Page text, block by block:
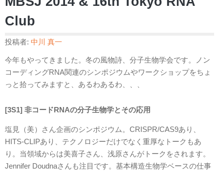
Club
投稿者: 中川 真一
今年もやってきました。冬の風物詩、分子生物学会です。ノン
コーディングRNA関連のシンポジウムやワークショップをちょ
っと拾ってみますと、あるわあるわ、、、
[3S1] 非コードRNAの分子生物学とその応用
塩見（美）さん企画のシンポジウム。CRISPR/CAS9あり、
HITS-CLIPあり、テクノロジーだけでなく重厚なトークもあ
り。当領域からは美喜子さん、浅原さんがトークをされます。
Jennifer Doudnaさんも注目です。基本構造生物学ベースの仕事